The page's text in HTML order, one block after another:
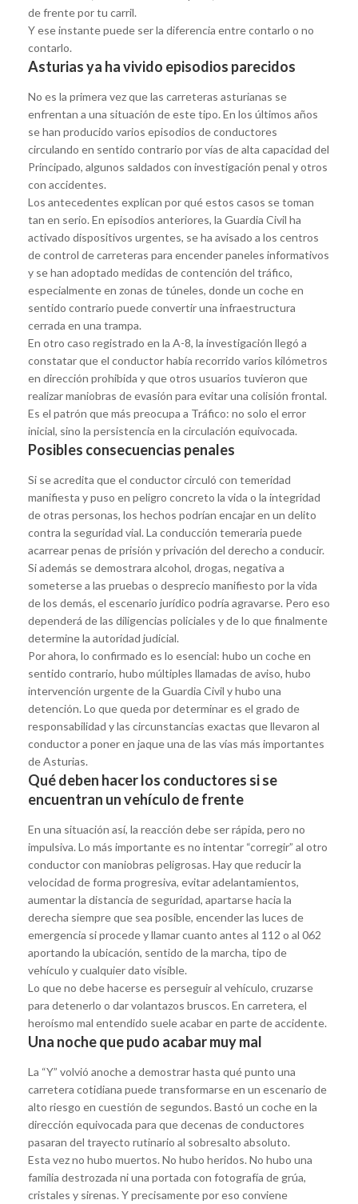
de frente por tu carril.
Y ese instante puede ser la diferencia entre contarlo o no
contarlo.
Asturias ya ha vivido episodios parecidos
No es la primera vez que las carreteras asturianas se
enfrentan a una situación de este tipo. En los últimos años
se han producido varios episodios de conductores
circulando en sentido contrario por vías de alta capacidad del
Principado, algunos saldados con investigación penal y otros
con accidentes.
Los antecedentes explican por qué estos casos se toman
tan en serio. En episodios anteriores, la Guardia Civil ha
activado dispositivos urgentes, se ha avisado a los centros
de control de carreteras para encender paneles informativos
y se han adoptado medidas de contención del tráfico,
especialmente en zonas de túneles, donde un coche en
sentido contrario puede convertir una infraestructura
cerrada en una trampa.
En otro caso registrado en la A-8, la investigación llegó a
constatar que el conductor había recorrido varios kilómetros
en dirección prohibida y que otros usuarios tuvieron que
realizar maniobras de evasión para evitar una colisión frontal.
Es el patrón que más preocupa a Tráfico: no solo el error
inicial, sino la persistencia en la circulación equivocada.
Posibles consecuencias penales
Si se acredita que el conductor circuló con temeridad
manifiesta y puso en peligro concreto la vida o la integridad
de otras personas, los hechos podrían encajar en un delito
contra la seguridad vial. La conducción temeraria puede
acarrear penas de prisión y privación del derecho a conducir.
Si además se demostrara alcohol, drogas, negativa a
someterse a las pruebas o desprecio manifiesto por la vida
de los demás, el escenario jurídico podría agravarse. Pero eso
dependerá de las diligencias policiales y de lo que finalmente
determine la autoridad judicial.
Por ahora, lo confirmado es lo esencial: hubo un coche en
sentido contrario, hubo múltiples llamadas de aviso, hubo
intervención urgente de la Guardia Civil y hubo una
detención. Lo que queda por determinar es el grado de
responsabilidad y las circunstancias exactas que llevaron al
conductor a poner en jaque una de las vías más importantes
de Asturias.
Qué deben hacer los conductores si se
encuentran un vehículo de frente
En una situación así, la reacción debe ser rápida, pero no
impulsiva. Lo más importante es no intentar “corregir” al otro
conductor con maniobras peligrosas. Hay que reducir la
velocidad de forma progresiva, evitar adelantamientos,
aumentar la distancia de seguridad, apartarse hacia la
derecha siempre que sea posible, encender las luces de
emergencia si procede y llamar cuanto antes al 112 o al 062
aportando la ubicación, sentido de la marcha, tipo de
vehículo y cualquier dato visible.
Lo que no debe hacerse es perseguir al vehículo, cruzarse
para detenerlo o dar volantazos bruscos. En carretera, el
heroísmo mal entendido suele acabar en parte de accidente.
Una noche que pudo acabar muy mal
La “Y” volvió anoche a demostrar hasta qué punto una
carretera cotidiana puede transformarse en un escenario de
alto riesgo en cuestión de segundos. Bastó un coche en la
dirección equivocada para que decenas de conductores
pasaran del trayecto rutinario al sobresalto absoluto.
Esta vez no hubo muertos. No hubo heridos. No hubo una
familia destrozada ni una portada con fotografía de grúa,
cristales y sirenas. Y precisamente por eso conviene